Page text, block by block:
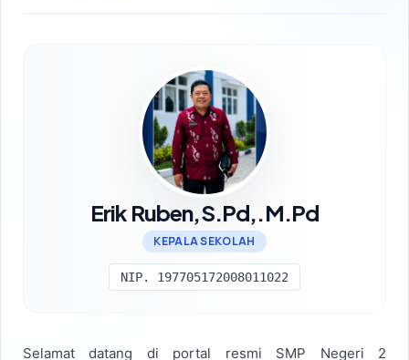
Erik Ruben,S.Pd,.M.Pd
KEPALA SEKOLAH
NIP. 197705172008011022
Selamat datang di portal resmi SMP Negeri 2